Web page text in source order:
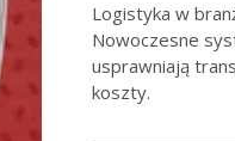
Logistyka w
Nowoczesne
usprawniają
koszty.